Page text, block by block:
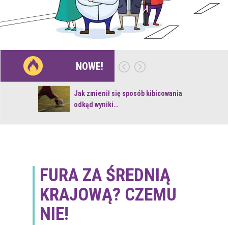
NOWE!
Jak zmienił się sposób kibicowania
odkąd wyniki…
FURA ZA ŚREDNIĄ
KRAJOWĄ? CZEMU
NIE!